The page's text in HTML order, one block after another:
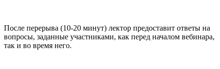
После перерыва (10-20 минут) лектор предоставит ответы на
вопросы, заданные участниками, как перед началом вебинара,
так и во время него.